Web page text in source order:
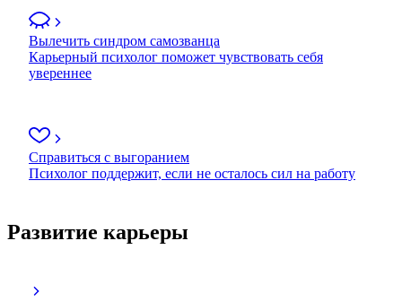
Вылечить синдром самозванца
Карьерный психолог поможет чувствовать себя
увереннее
Справиться с выгоранием
Психолог поддержит, если не осталось сил на работу
Развитие карьеры